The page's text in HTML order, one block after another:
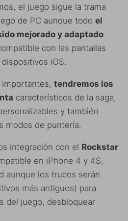
el juego sigue la trama
de PC aunque todo el
mejorado y adaptado
con las pantallas
iOS.
tendremos los
característicos de la saga,
y también
modos de puntería.
integración con el Rockstar
en iPhone 4 y 4S,
aunque los trucos serán
más antiguos) para
del juego, desbloquear